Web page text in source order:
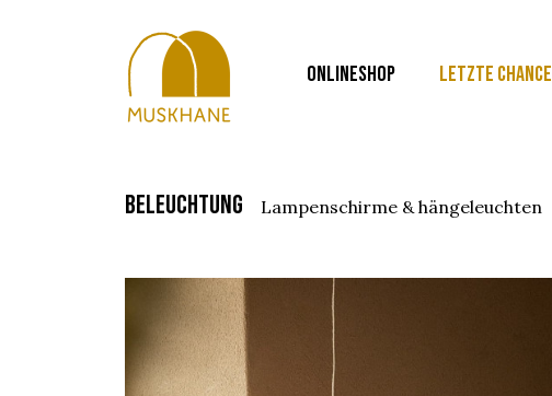
ONLINESHOP LETZTE CHANCE
beleuchtung lampenschirme & hängeleuchten